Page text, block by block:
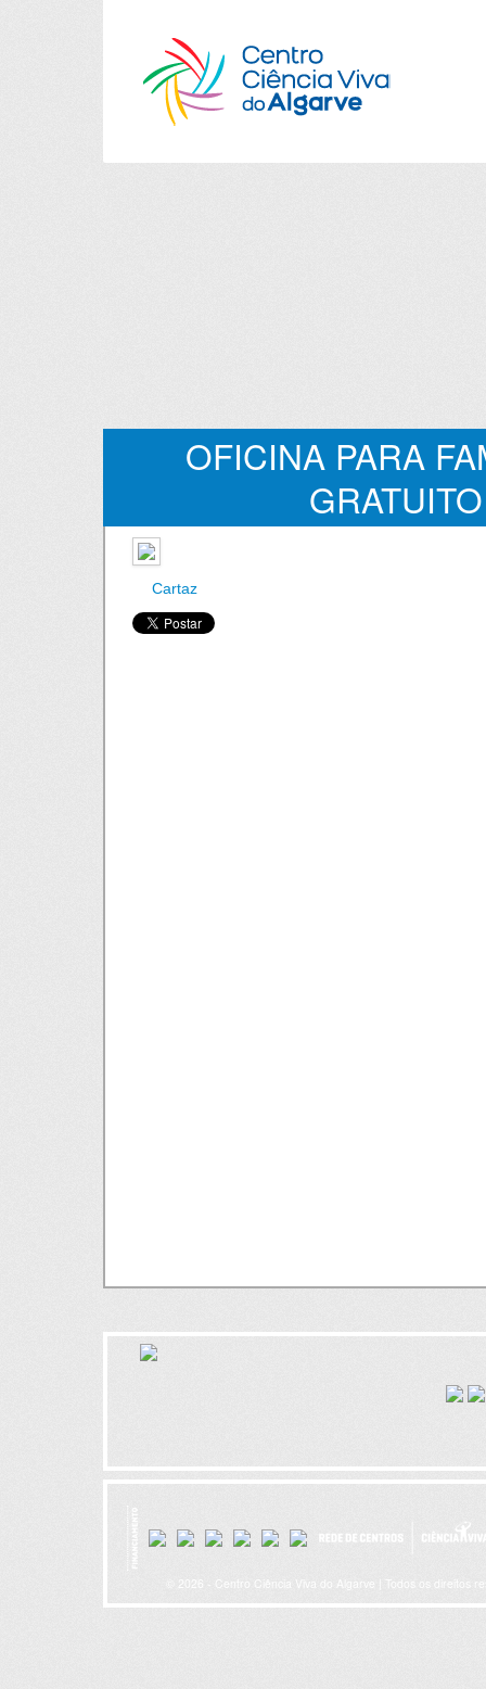
OFICINA PARA
GRATUITO
Cartaz
© 2026 - Centro Ciência Viva do Algarve | Todos os direitos